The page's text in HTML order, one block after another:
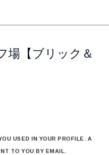
場【ブリック＆
USED IN YOUR PROFILE. A
TO YOU BY EMAIL.